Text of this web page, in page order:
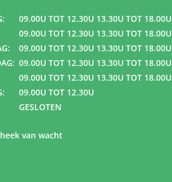
09.00U TOT 12.30U 13.30U TOT 18.00U
09.00U TOT 12.30U 13.30U TOT 18.00U
09.00U TOT 12.30U 13.30U TOT 18.00U
09.00U TOT 12.30U 13.30U TOT 18.00U
09.00U TOT 12.30U 13.30U TOT 18.00U
09.00U TOT 12.30U
GESLOTEN
van wacht